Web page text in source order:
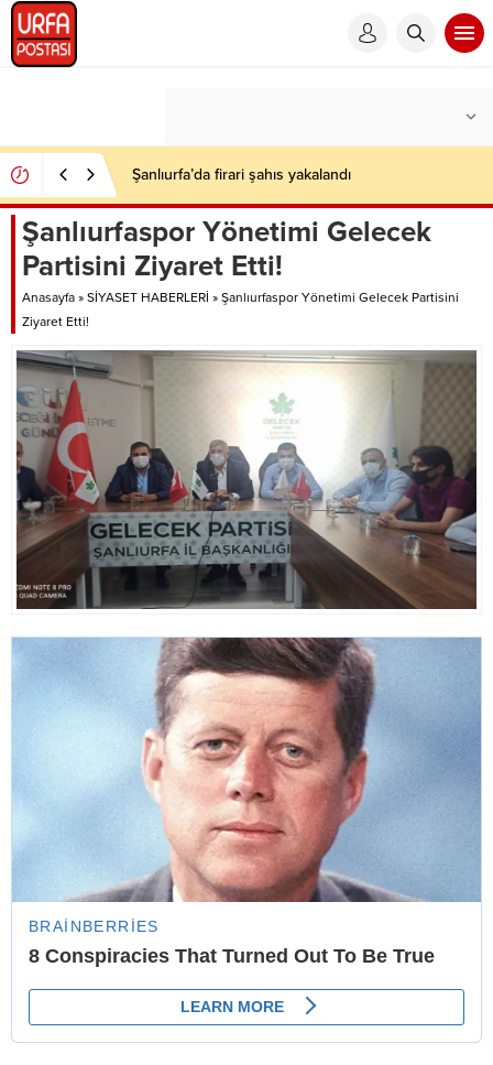
Şanlıurfa’da firari şahıs yakalandı
Şanlıurfaspor Yönetimi Gelecek
Partisini Ziyaret Etti!
Anasayfa » SİYASET HABERLERİ » Şanlıurfaspor Yönetimi Gelecek Partisini
Ziyaret Etti!